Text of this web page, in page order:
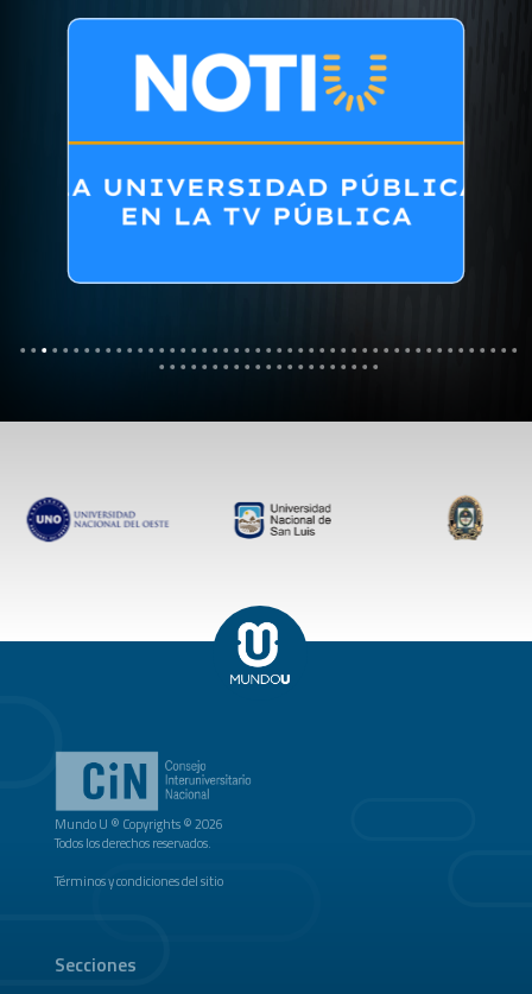
Mundo U ® Copyrights © 2026
Todos los derechos reservados.
Términos y condiciones del sitio
Secciones